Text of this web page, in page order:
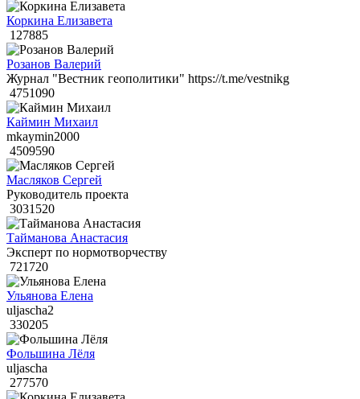
Коркина Елизавета
127885
Розанов Валерий
Журнал "Вестник геополитики" https://t.me/vestnikg
4751090
Каймин Михаил
mkaymin2000
4509590
Масляков Сергей
Руководитель проекта
3031520
Тайманова Анастасия
Эксперт по нормотворчеству
721720
Ульянова Елена
uljascha2
330205
Фольшина Лёля
uljascha
277570